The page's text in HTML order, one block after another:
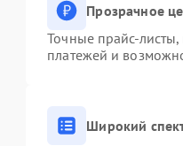
Прозрачное
Точные прайс-листы,
платежей и
Широкий